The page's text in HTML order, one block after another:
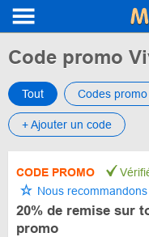
Code promo
Tout Codes promo
+ Ajouter un code
CODE PROMO
Nous recommandons
20% de remise sur
promo